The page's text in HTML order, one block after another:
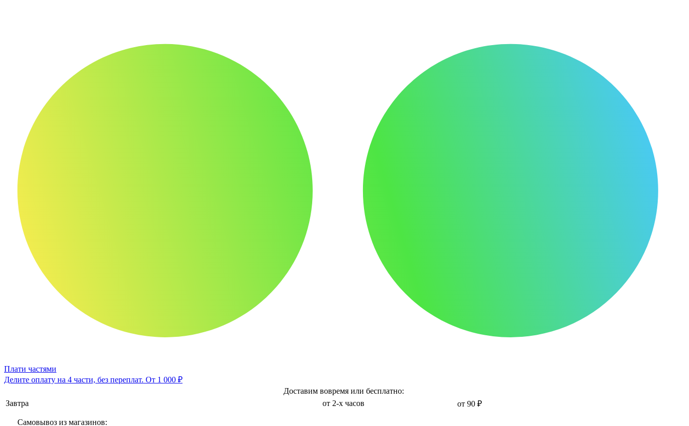
Плати частями
Делите оплату на 4 части, без переплат. От 1 000 ₽
Доставим вовремя или бесплатно:
Завтра
от 2-х часов от 90 ₽
Самовывоз из магазинов: